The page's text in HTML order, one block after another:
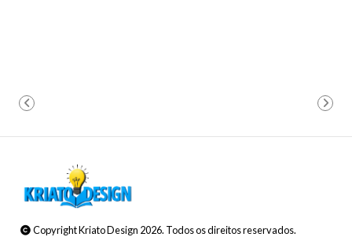
Copyright Kriato Design 2026. Todos os direitos reservados.